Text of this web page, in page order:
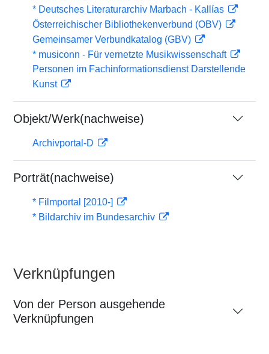
* Deutsches Literaturarchiv Marbach - Kallías
Österreichischer Bibliothekenverbund (OBV)
Gemeinsamer Verbundkatalog (GBV)
* musiconn - Für vernetzte Musikwissenschaft
Personen im Fachinformationsdienst Darstellende
Kunst
Objekt/Werk(nachweise)
Archivportal-D
Porträt(nachweise)
* Filmportal [2010-]
* Bildarchiv im Bundesarchiv
Verknüpfungen
Von der Person ausgehende
Verknüpfungen